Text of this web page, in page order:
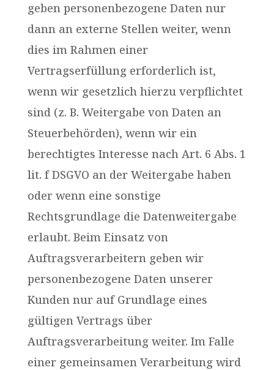
geben personenbezogene Daten nur
dann an externe Stellen weiter, wenn
dies im Rahmen einer
Vertragserfüllung erforderlich ist,
wenn wir gesetzlich hierzu verpflichtet
sind (z. B. Weitergabe von Daten an
Steuerbehörden), wenn wir ein
berechtigtes Interesse nach Art. 6 Abs. 1
lit. f DSGVO an der Weitergabe haben
oder wenn eine sonstige
Rechtsgrundlage die Datenweitergabe
erlaubt. Beim Einsatz von
Auftragsverarbeitern geben wir
personenbezogene Daten unserer
Kunden nur auf Grundlage eines
gültigen Vertrags über
Auftragsverarbeitung weiter. Im Falle
einer gemeinsamen Verarbeitung wird